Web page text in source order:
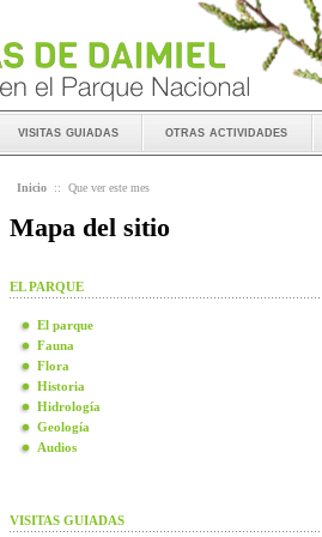
visitas guiadas otras actividades
Inicio :: Que ver este mes
Mapa del sitio
EL PARQUE
El parque
Fauna
Flora
Historia
Hidrología
Geología
Audios
VISITAS GUIADAS